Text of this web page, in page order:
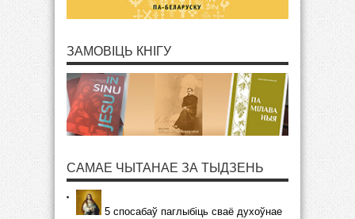
ЗАМОВІЦЬ КНІГУ
САМАЕ ЧЫТАНАЕ ЗА ТЫДЗЕНЬ
5 спосабаў паглыбіць сваё духоўнае